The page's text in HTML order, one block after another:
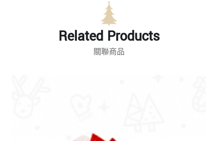
關聯商品
Related Products